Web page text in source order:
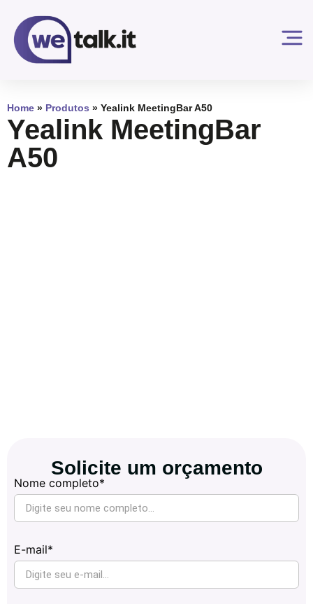
Home » Produtos » Yealink MeetingBar A50
Yealink MeetingBar
A50
Solicite um orçamento
Nome completo*
E-mail*